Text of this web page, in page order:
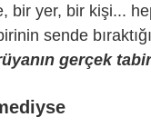
bir yer, bir kişi...
sende
gerçek